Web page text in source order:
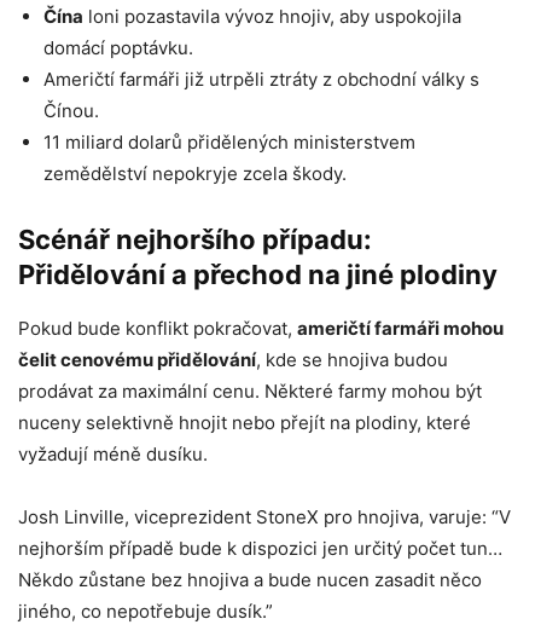
Čína loni pozastavila vývoz hnojiv, aby uspokojila
domácí poptávku.
Američtí farmáři již utrpěli ztráty z obchodní války s
Čínou.
11 miliard dolarů přidělených ministerstvem
zemědělství nepokryje zcela škody.
Scénář nejhoršího případu:
Přidělování a přechod na jiné plodiny
Pokud bude konflikt pokračovat, američtí farmáři mohou
čelit cenovému přidělování, kde se hnojiva budou
prodávat za maximální cenu. Některé farmy mohou být
nuceny selektivně hnojit nebo přejít na plodiny, které
vyžadují méně dusíku.
Josh Linville, viceprezident StoneX pro hnojiva, varuje: “V
nejhorším případě bude k dispozici jen určitý počet tun…
Někdo zůstane bez hnojiva a bude nucen zasadit něco
jiného, ​​co nepotřebuje dusík.”